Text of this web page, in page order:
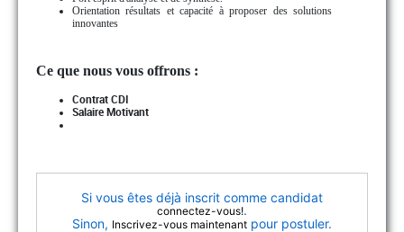
Orientation résultats et capacité à proposer des solutions
innovantes
Ce que nous vous offrons :
Contrat CDI
Salaire Motivant
Si vous êtes déjà inscrit comme candidat
connectez-vous!.
Sinon, Inscrivez-vous maintenant pour postuler.